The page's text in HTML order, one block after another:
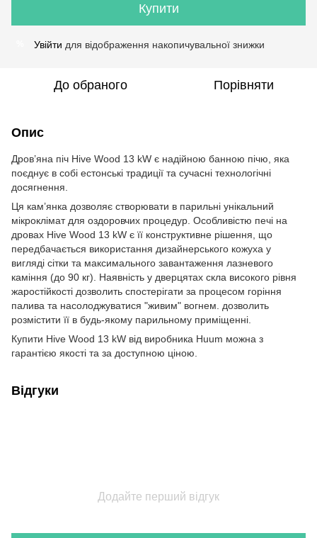
Купити
Увійти для відображення накопичувальної знижки
До обраного Порівняти
Опис
Дров’яна піч Hive Wood 13 kW є надійною банною пічю, яка
поєднує в собі естонські традиції та сучасні технологічні
досягнення.
Ця кам’янка дозволяє створювати в парильні унікальний
мікроклімат для оздоровчих процедур. Особливістю печі на
дровах Hive Wood 13 kW є її конструктивне рішення, що
передбачається використання дизайнерського кожуха у
вигляді сітки та максимального завантаження лазневого
каміння (до 90 кг). Наявність у дверцятах скла високого рівня
жаростійкості дозволить спостерігати за процесом горіння
палива та насолоджуватися "живим" вогнем. дозволить
розмістити її в будь-якому парильному приміщенні.
Купити Hive Wood 13 kW від виробника Huum можна з
гарантією якості та за доступною ціною.
Відгуки
Додайте перший відгук